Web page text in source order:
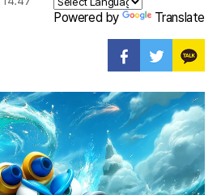
Powered by Translate